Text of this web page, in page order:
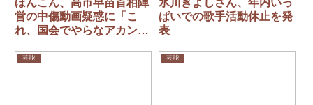
ほんこん、高市早苗首相陣
営の中傷動画疑惑に「こ
れ、国会でやらなアカンこ
氷川きよしさん、年内いっ
ぱいでの歌手活動休止を発
表
芸能 芸能